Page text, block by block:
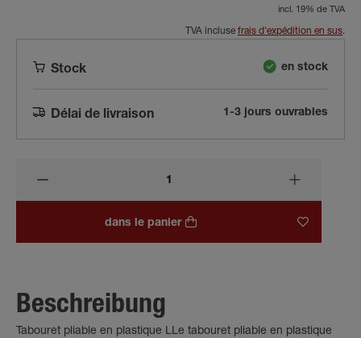
incl. 19% de TVA
TVA incluse frais d'expédition en sus.
Stock en stock
Délai de livraison 1-3 jours ouvrables
dans le panier
Beschreibung
Tabouret pliable en plastique LLe tabouret pliable en plastique